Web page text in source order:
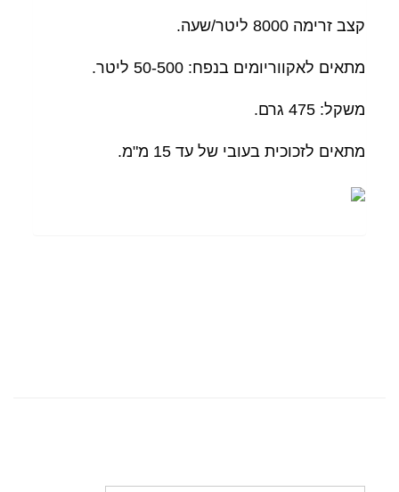
קצב זרימה 8000 ליטר/שעה.
מתאים לאקווריומים בנפח: 50-500 ליטר.
משקל: 475 גרם.
מתאים לזכוכית בעובי של עד 15 מ"מ.